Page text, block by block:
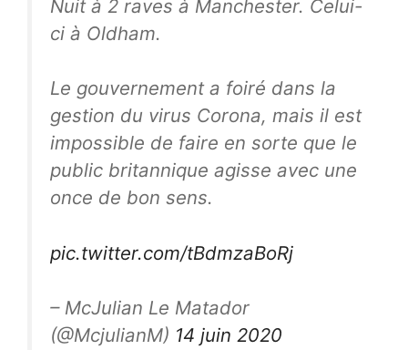
Nuit à 2 raves à Manchester. Celui-
ci à Oldham.
Le gouvernement a foiré dans la
gestion du virus Corona, mais il est
impossible de faire en sorte que le
public britannique agisse avec une
once de bon sens.
pic.twitter.com/tBdmzaBoRj
– McJulian Le Matador
(@McjulianM) 14 juin 2020